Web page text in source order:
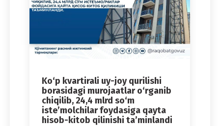
Ko‘p kvartirali uy-joy qurilishi
borasidagi murojaatlar o‘rganib
chiqilib, 24,4 mlrd so‘m
iste’molchilar foydasiga qayta
hisob-kitob qilinishi ta’minlandi